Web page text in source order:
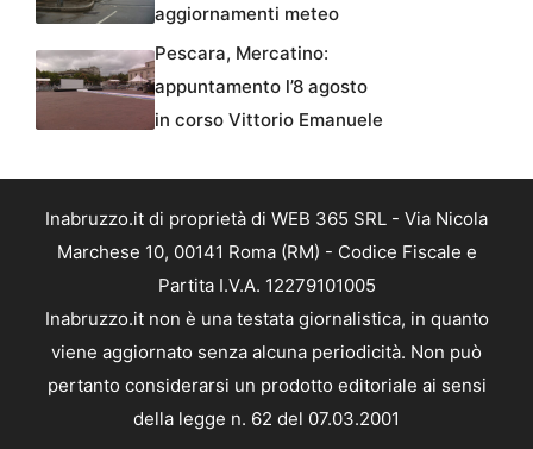
aggiornamenti meteo
Pescara, Mercatino:
appuntamento l’8 agosto
in corso Vittorio Emanuele
Inabruzzo.it di proprietà di WEB 365 SRL - Via Nicola
Marchese 10, 00141 Roma (RM) - Codice Fiscale e
Partita I.V.A. 12279101005
Inabruzzo.it non è una testata giornalistica, in quanto
viene aggiornato senza alcuna periodicità. Non può
pertanto considerarsi un prodotto editoriale ai sensi
della legge n. 62 del 07.03.2001